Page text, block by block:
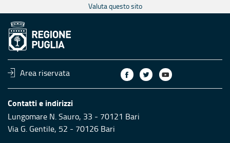
Valuta questo sito
Area riservata
Contatti e indirizzi
Lungomare N. Sauro, 33 - 70121 Bari
Via G. Gentile, 52 - 70126 Bari